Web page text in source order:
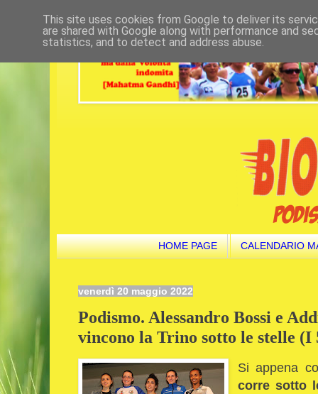
HOME PAGE CALENDARIO
venerdì 20 maggio 2022
Podismo. Alessandro Bossi e
vincono la Trino sotto le stelle (I
Si appena
corre sotto
This site uses cookies from Google to deliver its
are shared with Google along with performance and
statistics, and to detect and address abuse.